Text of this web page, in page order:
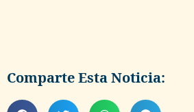
Comparte Esta Noticia: